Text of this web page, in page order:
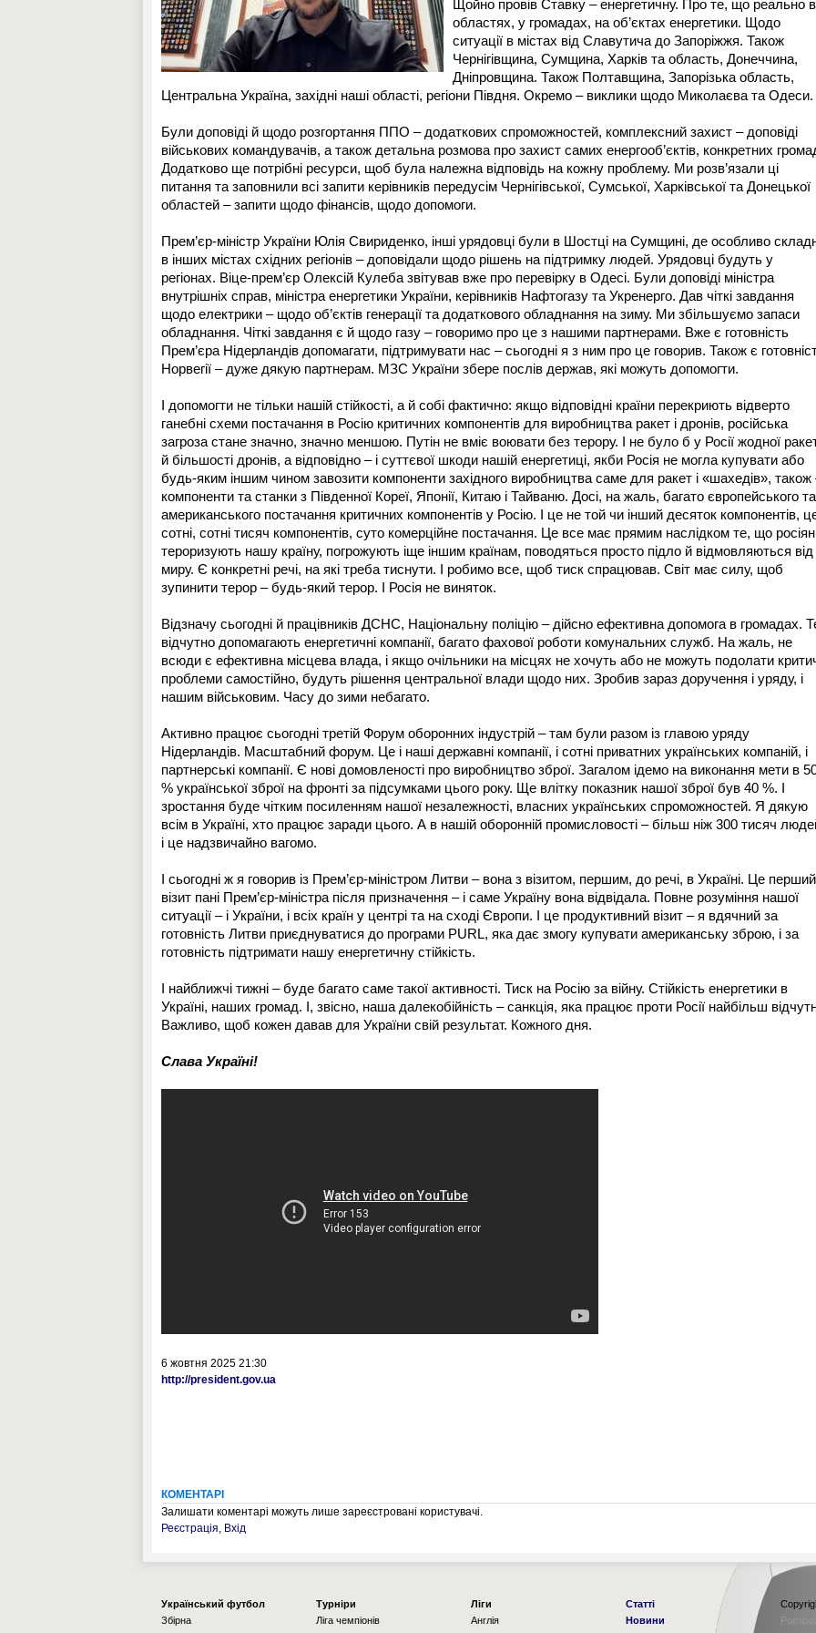
Щойно провів Ставку – енергетичну. Про те, що реально в
областях, у громадах, на об’єктах енергетики. Щодо
ситуації в містах від Славутича до Запоріжжя. Також
Чернігівщина, Сумщина, Харків та область, Донеччина,
Дніпровщина. Також Полтавщина, Запорізька область,
Центральна Україна, західні наші області, регіони Півдня. Окремо – виклики щодо Миколаєва та Одеси.
Були доповіді й щодо розгортання ППО – додаткових спроможностей, комплексний захист – доповіді
військових командувачів, а також детальна розмова про захист самих енергооб’єктів, конкретних
Додатково ще потрібні ресурси, щоб була належна відповідь на кожну проблему. Ми розв’язали ці
питання та заповнили всі запити керівників передусім Чернігівської, Сумської, Харківської та Донецької
областей – запити щодо фінансів, щодо допомоги.
Прем’єр-міністр України Юлія Свириденко, інші урядовці були в Шостці на Сумщині, де особливо
в інших містах східних регіонів – доповідали щодо рішень на підтримку людей. Урядовці будуть у
регіонах. Віце-прем’єр Олексій Кулеба звітував вже про перевірку в Одесі. Були доповіді міністра
внутрішніх справ, міністра енергетики України, керівників Нафтогазу та Укренерго. Дав чіткі завдання
щодо електрики – щодо об’єктів генерації та додаткового обладнання на зиму. Ми збільшуємо запаси
обладнання. Чіткі завдання є й щодо газу – говоримо про це з нашими партнерами. Вже є готовність
Прем’єра Нідерландів допомагати, підтримувати нас – сьогодні я з ним про це говорив. Також є
Норвегії – дуже дякую партнерам. МЗС України збере послів держав, які можуть допомогти.
І допомогти не тільки нашій стійкості, а й собі фактично: якщо відповідні країни перекриють відверто
ганебні схеми постачання в Росію критичних компонентів для виробництва ракет і дронів, російська
загроза стане значно, значно меншою. Путін не вміє воювати без терору. І не було б у Росії жодної
й більшості дронів, а відповідно – і суттєвої шкоди нашій енергетиці, якби Росія не могла купувати або
будь-яким іншим чином завозити компоненти західного виробництва саме для ракет і «шахедів», також
компоненти та станки з Південної Кореї, Японії, Китаю і Тайваню. Досі, на жаль, багато європейського та
американського постачання критичних компонентів у Росію. І це не той чи інший десяток компонентів,
сотні, сотні тисяч компонентів, суто комерційне постачання. Це все має прямим наслідком те, що
тероризують нашу країну, погрожують іще іншим країнам, поводяться просто підло й відмовляються від
миру. Є конкретні речі, на які треба тиснути. І робимо все, щоб тиск спрацював. Світ має силу, щоб
зупинити терор – будь-який терор. І Росія не виняток.
Відзначу сьогодні й працівників ДСНС, Національну поліцію – дійсно ефективна допомога в громадах.
відчутно допомагають енергетичні компанії, багато фахової роботи комунальних служб. На жаль, не
всюди є ефективна місцева влада, і якщо очільники на місцях не хочуть або не можуть подолати
проблеми самостійно, будуть рішення центральної влади щодо них. Зробив зараз доручення і уряду, і
нашим військовим. Часу до зими небагато.
Активно працює сьогодні третій Форум оборонних індустрій – там були разом із главою уряду
Нідерландів. Масштабний форум. Це і наші державні компанії, і сотні приватних українських компаній, і
партнерські компанії. Є нові домовленості про виробництво зброї. Загалом ідемо на виконання мети в
% української зброї на фронті за підсумками цього року. Ще влітку показник нашої зброї був 40 %. І
зростання буде чітким посиленням нашої незалежності, власних українських спроможностей. Я дякую
всім в Україні, хто працює заради цього. А в нашій оборонній промисловості – більш ніж 300 тисяч
і це надзвичайно вагомо.
І сьогодні ж я говорив із Прем’єр-міністром Литви – вона з візитом, першим, до речі, в Україні. Це перший
візит пані Прем’єр-міністра після призначення – і саме Україну вона відвідала. Повне розуміння нашої
ситуації – і України, і всіх країн у центрі та на сході Європи. І це продуктивний візит – я вдячний за
готовність Литви приєднуватися до програми PURL, яка дає змогу купувати американську зброю, і за
готовність підтримати нашу енергетичну стійкість.
І найближчі тижні – буде багато саме такої активності. Тиск на Росію за війну. Стійкість енергетики в
Україні, наших громад. І, звісно, наша далекобійність – санкція, яка працює проти Росії найбільш
Важливо, щоб кожен давав для України свій результат. Кожного дня.
Слава Україні!
6 жовтня 2025 21:30
http://president.gov.ua
КОМЕНТАРІ
Залишати коментарі можуть лише зареєстровані користувачі.
Реєстрація, Вхід
Українcький футбол
Збірна
Турніри
Ліга чемпіонів
Ліги
Англія
Статті
Новини